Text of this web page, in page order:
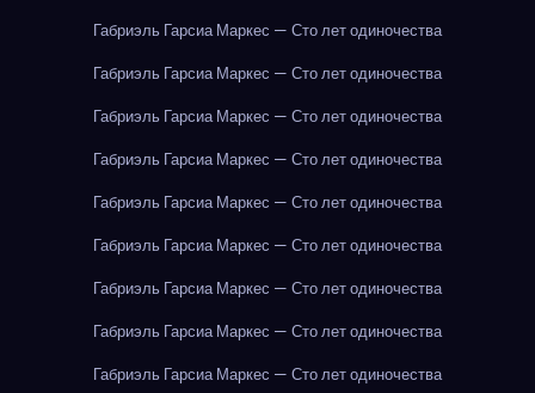
Габриэль Гарсиа Маркес — Сто лет одиночества
Габриэль Гарсиа Маркес — Сто лет одиночества
Габриэль Гарсиа Маркес — Сто лет одиночества
Габриэль Гарсиа Маркес — Сто лет одиночества
Габриэль Гарсиа Маркес — Сто лет одиночества
Габриэль Гарсиа Маркес — Сто лет одиночества
Габриэль Гарсиа Маркес — Сто лет одиночества
Габриэль Гарсиа Маркес — Сто лет одиночества
Габриэль Гарсиа Маркес — Сто лет одиночества